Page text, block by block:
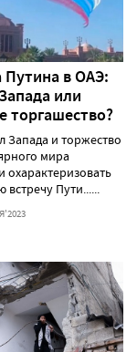
Путина в ОАЭ:
или
торгашество?
Запада и торжество
мира
охарактеризовать
встречу Пути......